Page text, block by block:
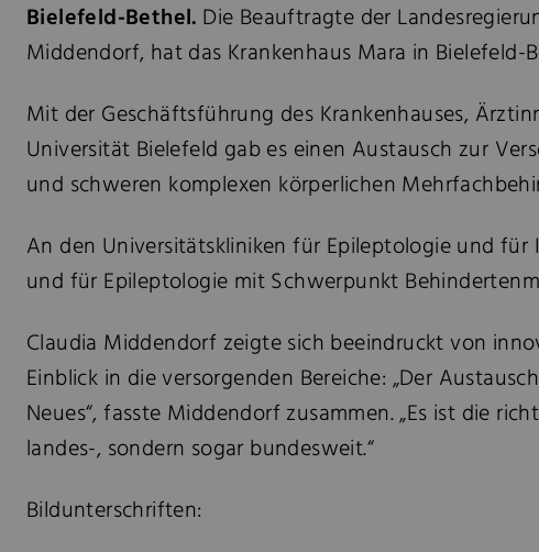
Bielefeld-Bethel. Die Beauftragte der
Middendorf, hat das Krankenhaus Mara in Bielefeld-
Mit der Geschäftsführung des Krankenhauses,
Universität Bielefeld gab es einen Austausch zur
und schweren komplexen körperlichen
An den Universitätskliniken für Epileptologie und
und für Epileptologie mit Schwerpunkt
Claudia Middendorf zeigte sich beeindruckt von
Einblick in die versorgenden Bereiche: „Der
Neues“, fasste Middendorf zusammen. „Es ist die
landes-, sondern sogar bundesweit.“
Bildunterschriften: